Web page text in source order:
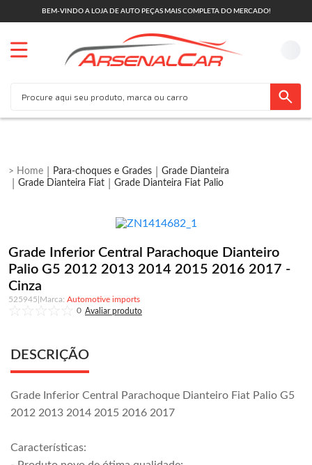
BEM-VINDO A LOJA DE AUTO PEÇAS MAIS COMPLETA DO MERCADO!
Para-choques e Grades
Grade Dianteira
Grade Dianteira Fiat
Grade Dianteira Fiat Palio
Grade Inferior Central Parachoque Dianteiro
Palio G5 2012 2013 2014 2015 2016 2017 -
Cinza
525945
Automotive imports
0
DESCRIÇÃO
Grade Inferior Central Parachoque Dianteiro Fiat Palio G5
2012 2013 2014 2015 2016 2017
Características: